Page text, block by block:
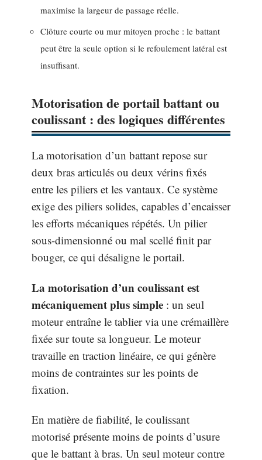
maximise la largeur de passage réelle.
Clôture courte ou mur mitoyen proche : le battant
peut être la seule option si le refoulement latéral est
insuffisant.
Motorisation de portail battant ou
coulissant : des logiques différentes
La motorisation d’un battant repose sur
deux bras articulés ou deux vérins fixés
entre les piliers et les vantaux. Ce système
exige des piliers solides, capables d’encaisser
les efforts mécaniques répétés. Un pilier
sous-dimensionné ou mal scellé finit par
bouger, ce qui désaligne le portail.
La motorisation d’un coulissant est
mécaniquement plus simple : un seul
moteur entraîne le tablier via une crémaillère
fixée sur toute sa longueur. Le moteur
travaille en traction linéaire, ce qui génère
moins de contraintes sur les points de
fixation.
En matière de fiabilité, le coulissant
motorisé présente moins de points d’usure
que le battant à bras. Un seul moteur contre